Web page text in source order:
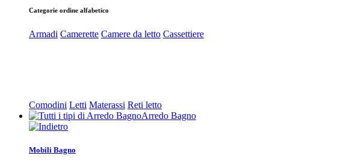
Categorie ordine alfabetico
Armadi Camerette Camere da letto Cassettiere
Comodini Letti Materassi Reti letto
Arredo Bagno
Mobili Bagno